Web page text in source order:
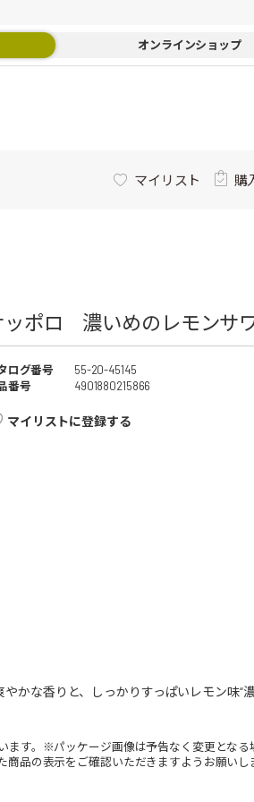
オンラインショップ
マイリスト 購
ッポロ 濃いめのレモンサ
ログ番号
55-20-45145
番号
4901880215866
マイリストに登録する
かな香りと、しっかりすっぱいレモン味“
す。※パッケージ画像は予告なく変更とな
品の表示をご確認いただきますようお願いし